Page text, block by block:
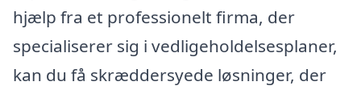
hjælp fra et professionelt firma, der
specialiserer sig i vedligeholdelsesplaner,
kan du få skræddersyede løsninger, der